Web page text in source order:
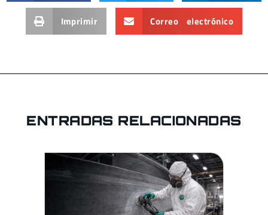
Imprimir Correo electrónico
ENTRADAS RELACIONADAS